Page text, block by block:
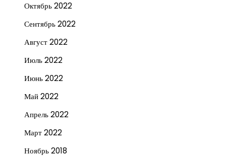
Октябрь 2022
Сентябрь 2022
Август 2022
Июль 2022
Июнь 2022
Май 2022
Апрель 2022
Март 2022
Ноябрь 2018